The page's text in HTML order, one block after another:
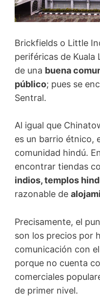
Brickfields o Little
periféricas de Kuala
de una buena
público; pues se
Sentral.
Al igual que
es un barrio étnico,
comunidad hindú.
encontrar tiendas
indios, templos
razonable de
Precisamente, el
son los precios por
comunicación con
porque no cuenta
comerciales
de primer nivel.